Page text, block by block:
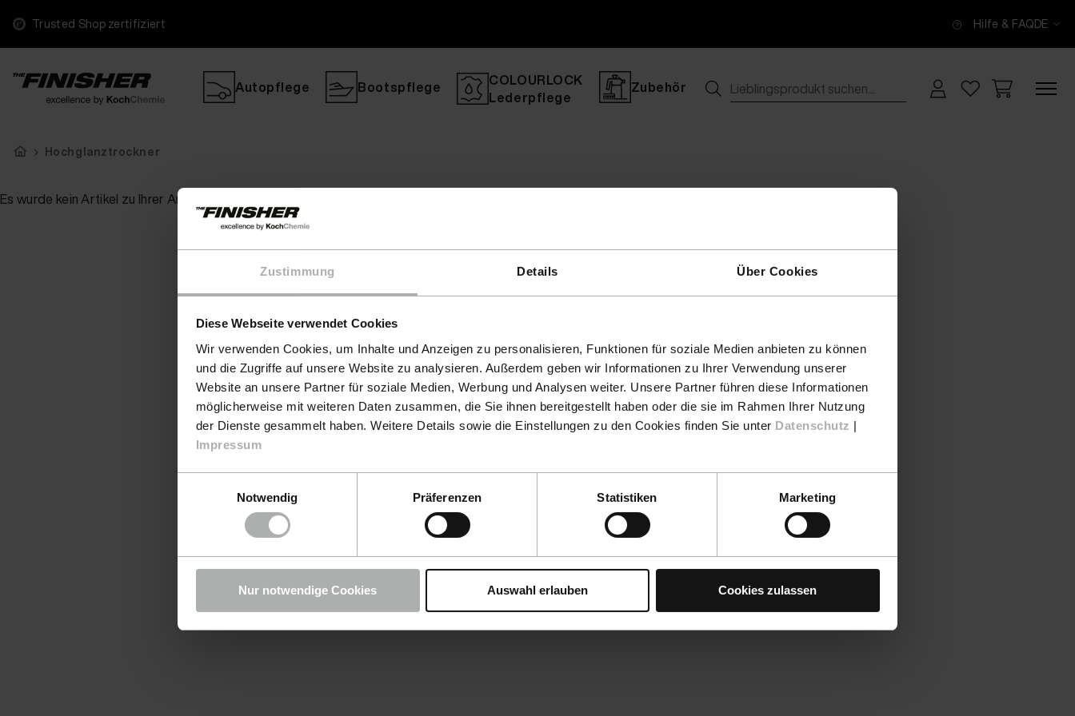
Zustimmung Details Über Cookies
Diese Webseite verwendet Cookies
Wir verwenden Cookies, um Inhalte und Anzeigen zu personalisieren, Funktionen für soziale Medien anbieten zu können
und die Zugriffe auf unsere Website zu analysieren. Außerdem geben wir Informationen zu Ihrer Verwendung unserer
Website an unsere Partner für soziale Medien, Werbung und Analysen weiter. Unsere Partner führen diese Informationen
möglicherweise mit weiteren Daten zusammen, die Sie ihnen bereitgestellt haben oder die sie im Rahmen Ihrer Nutzung
der Dienste gesammelt haben. Weitere Details sowie die Einstellungen zu den Cookies finden Sie unter Datenschutz |
Impressum
Notwendig
Präferenzen Statistiken Marketing
Nur notwendige Cookies Auswahl erlauben Cookies zulassen
Trusted Shop zertifiziert Hilfe & FAQDE
Autopflege Bootspflege
COLOURLOCK
Lederpflege
Zubehör
Hochglanztrockner
Es wurde kein Artikel zu Ihrer Anfrage gefunden